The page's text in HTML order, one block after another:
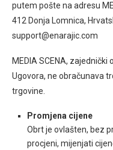
putem pošte na adresu
412 Donja Lomnica,
support@enarajic.com
MEDIA SCENA,
Ugovora, ne obračunava
trgovine.
Promjena cijene
Obrt je ovlašten, bez
procjeni, mijenjati